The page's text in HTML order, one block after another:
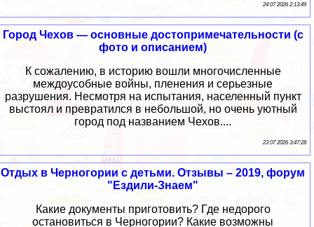
24 07 2026 2:13:49
Город Чехов — основные достопримечательности (с
фото и описанием)
К сожалению, в историю вошли многочисленные
междоусобные войны, пленения и серьезные
разрушения. Несмотря на испытания, населенный пункт
выстоял и превратился в небольшой, но очень уютный
город под названием Чехов....
23 07 2026 3:47:28
Отдых в Черногории с детьми. Отзывы – 2019, форум
"Ездили-Знаем"
Какие документы приготовить? Где недорого
остановиться в Черногории? Какие возможны